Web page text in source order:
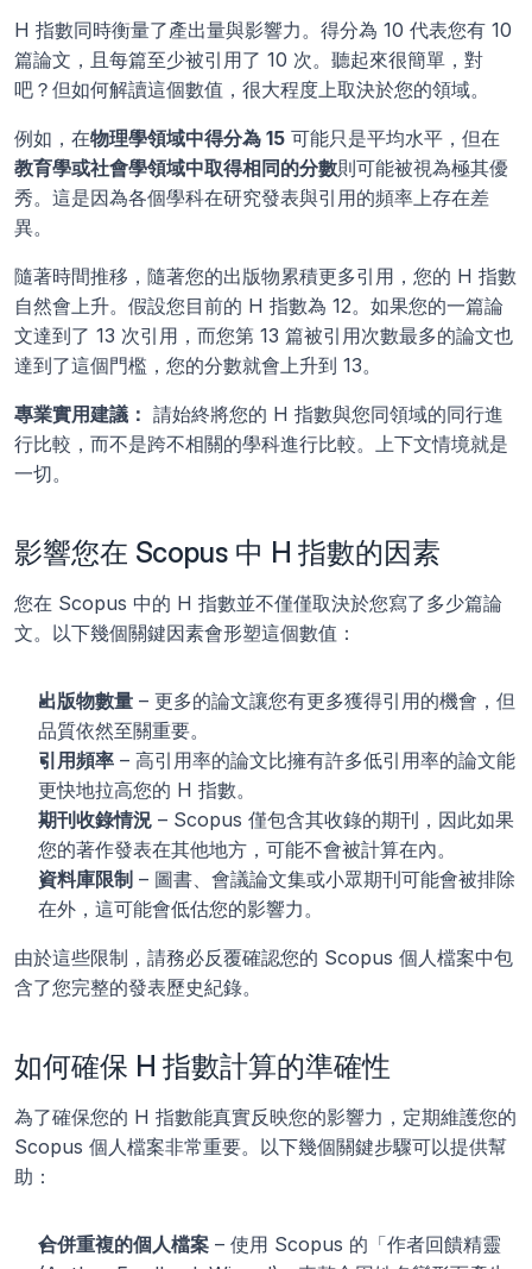
H 指數同時衡量了產出量與影響力。得分為 10 代表您有 10
篇論文，且每篇至少被引用了 10 次。聽起來很簡單，對
吧？但如何解讀這個數值，很大程度上取決於您的領域。
例如，在物理學領域中得分為 15 可能只是平均水平，但在
教育學或社會學領域中取得相同的分數則可能被視為極其優
秀。這是因為各個學科在研究發表與引用的頻率上存在差
異。
隨著時間推移，隨著您的出版物累積更多引用，您的 H 指數
自然會上升。假設您目前的 H 指數為 12。如果您的一篇論
文達到了 13 次引用，而您第 13 篇被引用次數最多的論文也
達到了這個門檻，您的分數就會上升到 13。
專業實用建議： 請始終將您的 H 指數與您同領域的同行進
行比較，而不是跨不相關的學科進行比較。上下文情境就是
一切。
影響您在 Scopus 中 H 指數的因素
您在 Scopus 中的 H 指數並不僅僅取決於您寫了多少篇論
文。以下幾個關鍵因素會形塑這個數值：
出版物數量 – 更多的論文讓您有更多獲得引用的機會，但
品質依然至關重要。
引用頻率 – 高引用率的論文比擁有許多低引用率的論文能
更快地拉高您的 H 指數。
期刊收錄情況 – Scopus 僅包含其收錄的期刊，因此如果
您的著作發表在其他地方，可能不會被計算在內。
資料庫限制 – 圖書、會議論文集或小眾期刊可能會被排除
在外，這可能會低估您的影響力。
由於這些限制，請務必反覆確認您的 Scopus 個人檔案中包
含了您完整的發表歷史紀錄。
如何確保 H 指數計算的準確性
為了確保您的 H 指數能真實反映您的影響力，定期維護您的
Scopus 個人檔案非常重要。以下幾個關鍵步驟可以提供幫
助：
合併重複的個人檔案 – 使用 Scopus 的「作者回饋精靈